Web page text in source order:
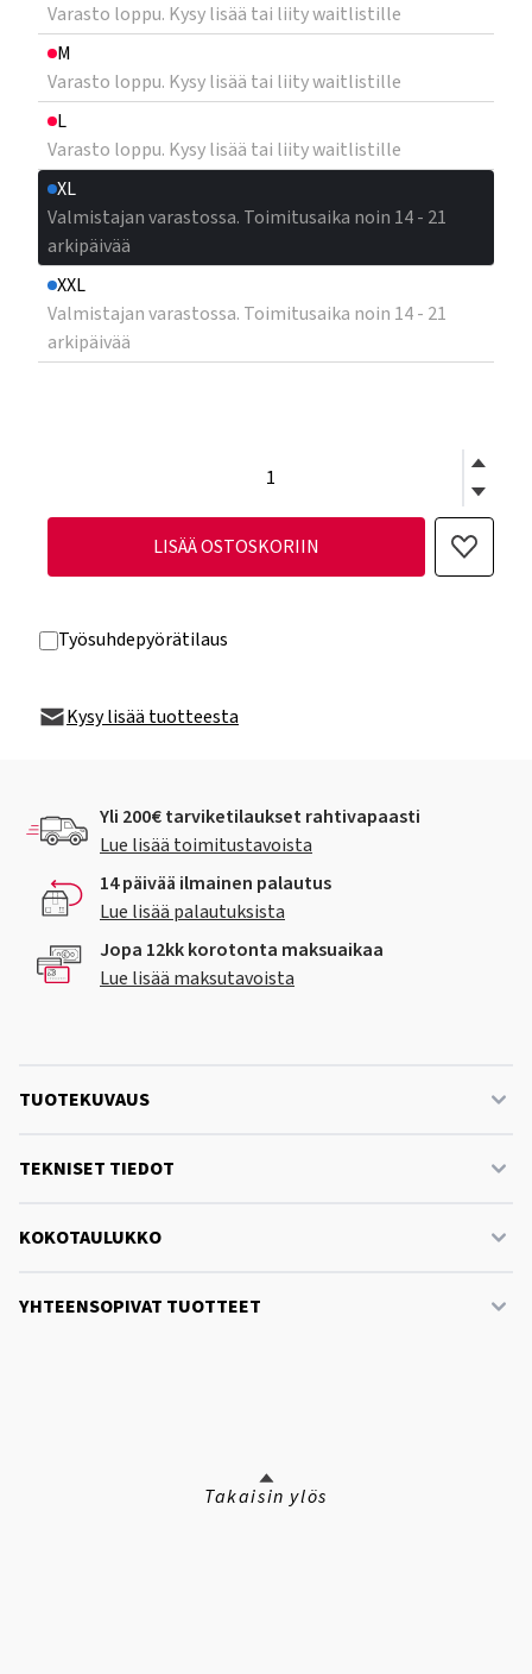
Varasto loppu. Kysy lisää tai liity waitlistille
M
Varasto loppu. Kysy lisää tai liity waitlistille
L
Varasto loppu. Kysy lisää tai liity waitlistille
XL
Valmistajan varastossa. Toimitusaika noin 14 - 21
arkipäivää
XXL
Valmistajan varastossa. Toimitusaika noin 14 - 21
arkipäivää
LISÄÄ OSTOSKORIIN
Työsuhdepyörätilaus
Kysy lisää tuotteesta
Yli 200€ tarviketilaukset rahtivapaasti
Lue lisää toimitustavoista
14 päivää ilmainen palautus
Lue lisää palautuksista
Jopa 12kk korotonta maksuaikaa
Lue lisää maksutavoista
TUOTEKUVAUS
TEKNISET TIEDOT
KOKOTAULUKKO
YHTEENSOPIVAT TUOTTEET
Takaisin ylös